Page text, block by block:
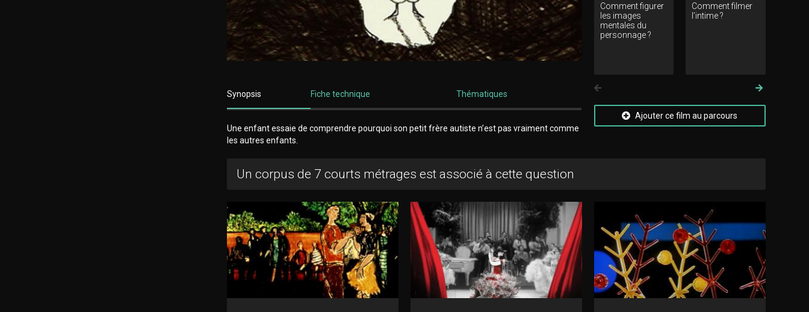
Synopsis Fiche technique Thématiques
Une enfant essaie de comprendre pourquoi son petit frère autiste n’est pas vraiment comme
les autres enfants.
Comment figurer
les images
mentales du
personnage ?
Comment filmer
l’intime ?
Suivant
Ajouter ce film au parcours
Un corpus de 7 courts métrages est associé à cette question